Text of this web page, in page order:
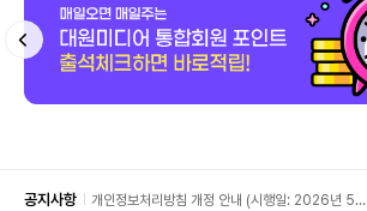
공지사항
개인정보처리방침 개정 안내 (시행일: 2026년 5월